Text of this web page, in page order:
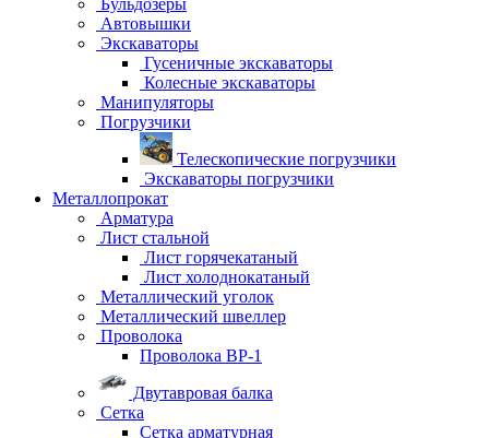
Бульдозеры
Автовышки
Экскаваторы
Гусеничные экскаваторы
Колесные экскаваторы
Манипуляторы
Погрузчики
Телескопические погрузчики
Экскаваторы погрузчики
Металлопрокат
Арматура
Лист стальной
Лист горячекатаный
Лист холоднокатаный
Металлический уголок
Металлический швеллер
Проволока
Проволока ВР-1
Двутавровая балка
Сетка
Сетка арматурная